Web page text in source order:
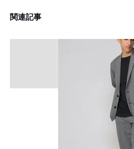
関連記事